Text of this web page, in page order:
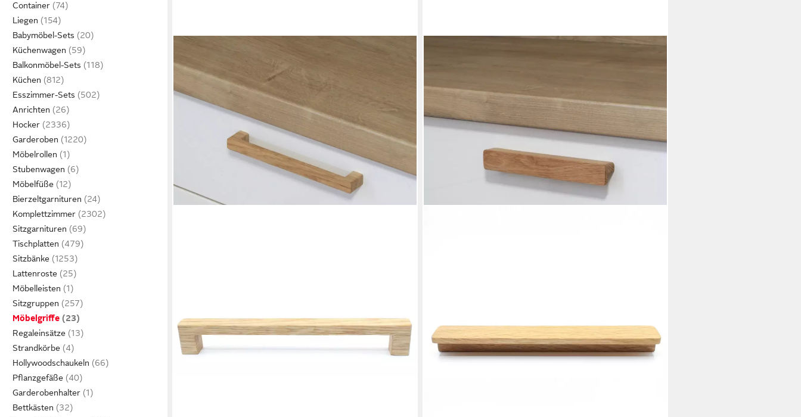
Container
Liegen
Babymöbel-Sets
Küchenwagen
Balkonmöbel-Sets
Küchen
Esszimmer-Sets
Anrichten
Hocker
Garderoben
Möbelrollen
Stubenwagen
Möbelfüße
Bierzeltgarnituren
Komplettzimmer
Sitzgarnituren
Tischplatten
Sitzbänke
Lattenroste
Möbelleisten
Sitzgruppen
Möbelgriffe
Regaleinsätze
Strandkörbe
Hollywoodschaukeln
Pflanzgefäße
Garderobenhalter
Bettkästen